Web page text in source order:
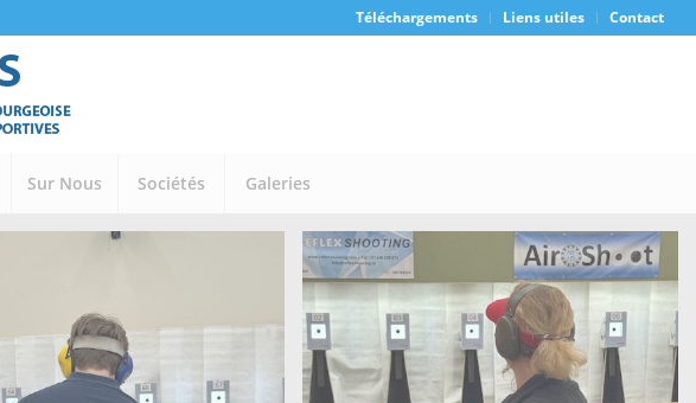
Téléchargements Liens utiles Contact
Sur Nous Sociétés Galeries